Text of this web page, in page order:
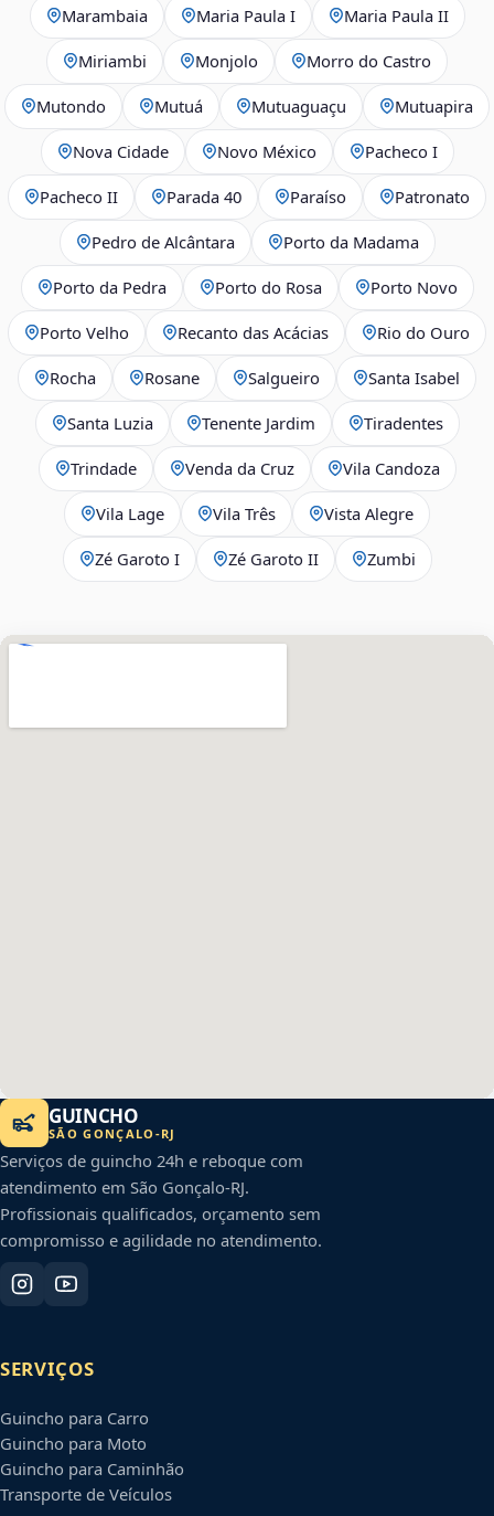
Marambaia Maria Paula I Maria Paula II
Miriambi Monjolo Morro do Castro
Mutondo Mutuá Mutuaguaçu Mutuapira
Nova Cidade Novo México Pacheco I
Pacheco II Parada 40 Paraíso Patronato
Pedro de Alcântara Porto da Madama
Porto da Pedra Porto do Rosa Porto Novo
Porto Velho Recanto das Acácias Rio do Ouro
Rocha Rosane Salgueiro Santa Isabel
Santa Luzia Tenente Jardim Tiradentes
Trindade Venda da Cruz Vila Candoza
Vila Lage Vila Três Vista Alegre
Zé Garoto I Zé Garoto II Zumbi
GUINCHO
SÃO GONÇALO -RJ
Serviços de guincho 24h e reboque com
atendimento em São Gonçalo-RJ.
Profissionais qualificados, orçamento sem
compromisso e agilidade no atendimento.
SERVIÇOS
Guincho para Carro
Guincho para Moto
Guincho para Caminhão
Transporte de Veículos